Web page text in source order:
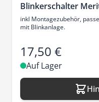
Blinkerschalter
inkl Montagezubehör,
mit Blinkanlage.
17,50 €
Auf Lager